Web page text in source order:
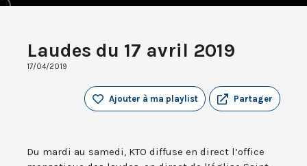
Laudes du 17 avril 2019
17/04/2019
Partager
Ajouter à ma playlist
Du mardi au samedi, KTO diffuse en direct l’office